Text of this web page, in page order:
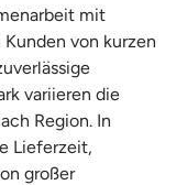
mit
von kurzen
variieren die
Region. In
Lieferzeit,
großer